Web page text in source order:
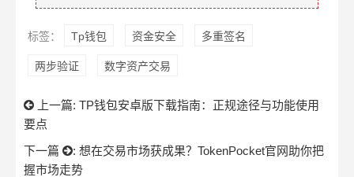
标签： Tp钱包 资金安全 多重签名
两步验证 数字资产交易
上一篇: TP钱包安卓版下载指南：正规途径与功能使用
要点
下一篇
: 想在交易市场获成果？TokenPocket官网助你把
握市场走势